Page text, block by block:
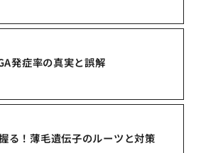
発症率の真実と誤解
る！薄毛遺伝子のルーツと対策